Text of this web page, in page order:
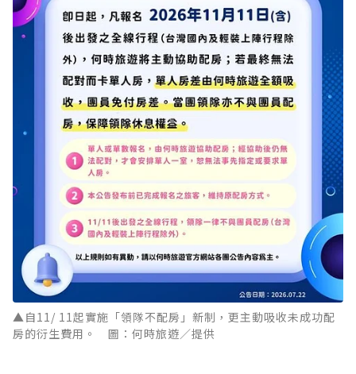
▲自11/ 11起實施「領隊不配房」新制，更主動吸收未成功配
房的衍生費用。 圖：何時旅遊／提供